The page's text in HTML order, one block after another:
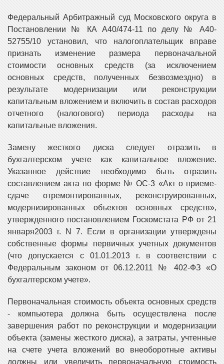
Федеральный Арбитражный суд Московского округа в
Постановлении № КА А40/474-11 по делу № А40-
52755/10 установил, что налогоплательщик вправе
признать изменение размера первоначальной
стоимости основных средств (за исключением
основных средств, полученных безвозмездно) в
результате модернизации или реконструкции
капитальным вложением и включить в состав расходов
отчетного (налогового) периода расходы на
капитальные вложения.
Замену жесткого диска следует отразить в
бухгалтерском учете как капитальное вложение.
Указанное действие необходимо быть отразить
составлением акта по форме № ОС-3 «Акт о приеме-
сдаче отремонтированных, реконструированных,
модернизированных объектов основных средств»,
утвержденного постановлением Госкомстата РФ от 21
января2003 г. N 7. Если в организации утверждены
собственные формы первичных учетных документов
(что допускается с 01.01.2013 г. в соответствии с
Федеральным законом от 06.12.2011 № 402-ФЗ «О
бухгалтерском учете».
Первоначальная стоимость объекта основных средств
- компьютера должна быть осуществлена после
завершения работ по реконструкции и модернизации
объекта (замены жесткого диска), а затраты, учтенные
на счете учета вложений во внеоборотные активы
должны или увеличить первоначальную стоимость